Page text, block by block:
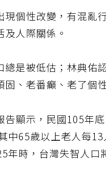
現個性改變，有混亂
人際關係。
總是被低估；林典佑
固、老番癲、老了個
告顯示，民國105年
中65歲以上老人每
年時，台灣失智人口